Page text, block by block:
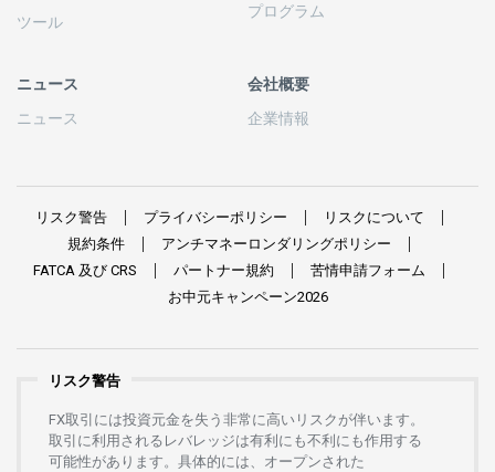
ツール
プログラム
ニュース
ニュース
会社概要
企業情報
リスク警告 プライバシーポリシー
リスクについて
規約条件
アンチマネーロンダリングポリシー
FATCA 及び CRS パートナー規約 苦情申請フォーム
お中元キャンペーン2026
リスク警告
FX取引には投資元金を失う 非常に高い リスクが伴います。
取引に利用さ れる レバレッジは有利にも不利にも作用する
可能性があります。 具体的には、 オープンさ れた